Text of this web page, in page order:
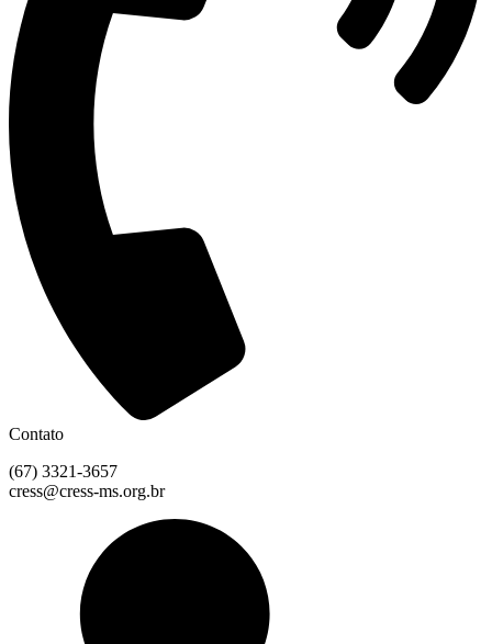
Contato
(67) 3321-3657
cress@cress-ms.org.br